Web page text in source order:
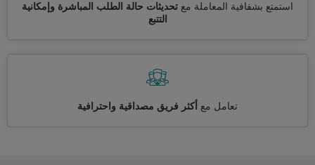
استمتع بشفافية المعاملة مع تحديثات حالة الطلب المباشرة وإمكانية
التتبع
تعامل مع أكثر فريق مصداقية واحترافية